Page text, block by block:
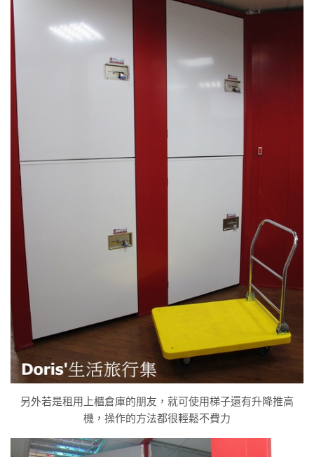
另外若是租用上櫃倉庫的朋友，就可使用梯子還有升降推高
機，操作的方法都很輕鬆不費力